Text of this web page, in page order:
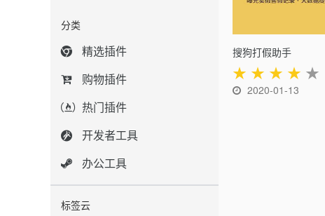
分类
精选插件
购物插件
热门插件
开发者工具
办公工具
标签云
搜狗打假助手
★ ★ ★ ★ ★
2020-01-13